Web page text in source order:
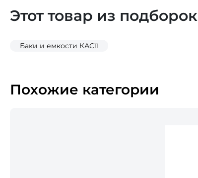
Этот товар из подборок
Баки и емкости КАС11
Похожие категории